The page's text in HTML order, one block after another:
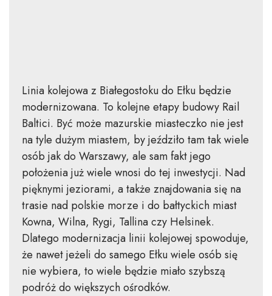
Linia kolejowa z Białegostoku do Ełku będzie
modernizowana. To kolejne etapy budowy Rail
Baltici. Być może mazurskie miasteczko nie jest
na tyle dużym miastem, by jeździło tam tak wiele
osób jak do Warszawy, ale sam fakt jego
położenia już wiele wnosi do tej inwestycji. Nad
pięknymi jeziorami, a także znajdowania się na
trasie nad polskie morze i do bałtyckich miast
Kowna, Wilna, Rygi, Tallina czy Helsinek.
Dlatego modernizacja linii kolejowej spowoduje,
że nawet jeżeli do samego Ełku wiele osób się
nie wybiera, to wiele będzie miało szybszą
podróż do większych ośrodków.